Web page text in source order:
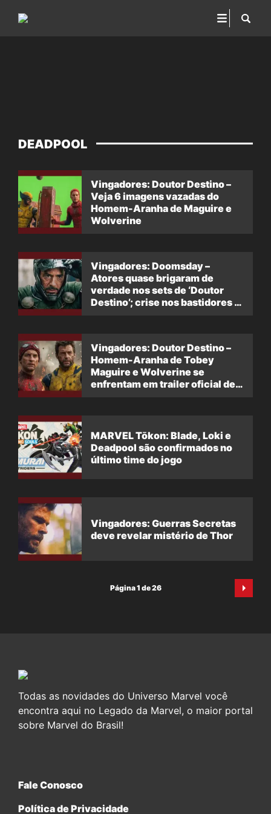
DEADPOOL
Vingadores: Doutor Destino –
Veja 6 imagens vazadas do
Homem-Aranha de Maguire e
Wolverine
Vingadores: Doomsday –
Atores quase brigaram de
verdade nos sets de ‘Doutor
Destino’; crise nos bastidores é
Vingadores: Doutor Destino –
Homem-Aranha de Tobey
Maguire e Wolverine se
enfrentam em trailer oficial de
MARVEL Tōkon: Blade, Loki e
Deadpool são confirmados no
último time do jogo
Vingadores: Guerras Secretas
deve revelar mistério de Thor
Página 1 de 26
Todas as novidades do Universo Marvel você
encontra aqui no Legado da Marvel, o maior portal
sobre Marvel do Brasil!
Fale Conosco
Política de Privacidade